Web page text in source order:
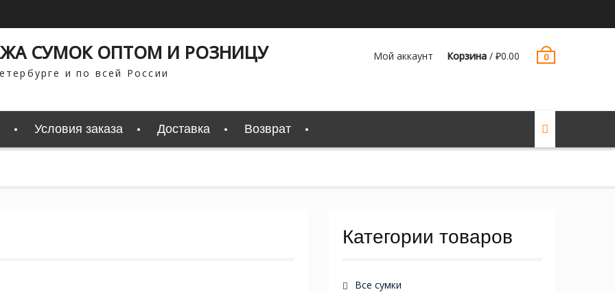
СУМОК ОПТОМ И РОЗНИЦУ
и по всей России
Мой аккаунт Корзина / ₽0.00 0
Условия заказа Доставка Возврат
Категории товаров
Все сумки